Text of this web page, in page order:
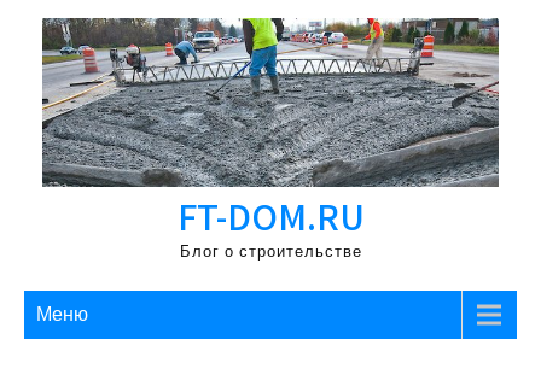
Перейти
содержимому
FT-DOM.RU
Блог о строительстве
Меню